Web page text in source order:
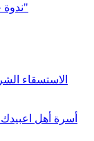
ندوة حول كتاب "العدالة الاجتماعية في الإسلام"
الاستسقاء
أسرة أهل